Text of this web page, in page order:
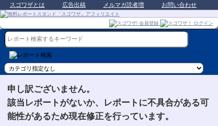
スゴワザとは 広告出稿 メルマガ読者増 お問い合わせ
申し訳ございません。
該当レポートがないか、レポートに不具合がある可
能性があるため現在修正を行っています。